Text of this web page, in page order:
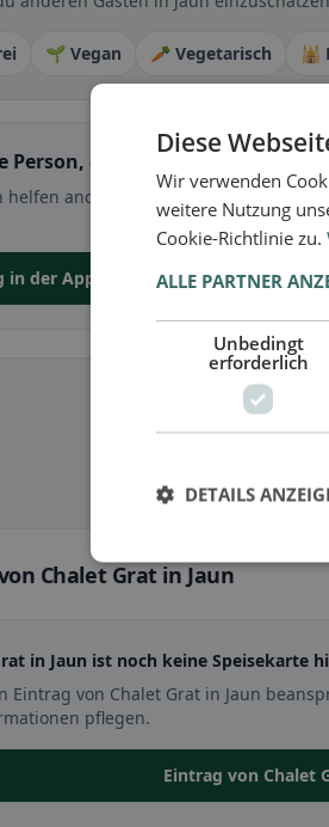
🌱 Vegan 🥕 Vegetarisch 🕌
Person, die ihre Erfahrung teilt
helfen anderen bei der Entscheidung
in der App abgeben
Chalet Grat in Jaun
in Jaun ist noch keine Speisekarte
Eintrag von Chalet Grat in Jaun
pflegen.
Eintrag von Chalet
Diese
Wir verwenden
weitere Nutzung
Cookie-Richtlinie zu.
ALLE PARTNER
Unbedingt
erforderlich
DETAILS